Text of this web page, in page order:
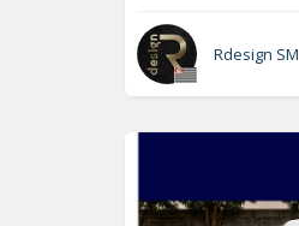
Rdesign SM